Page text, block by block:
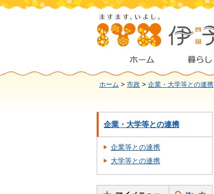
ホーム > 市政 > 企業・大学等との連携
企業・大学等との連携
企業等との連携
大学等との連携